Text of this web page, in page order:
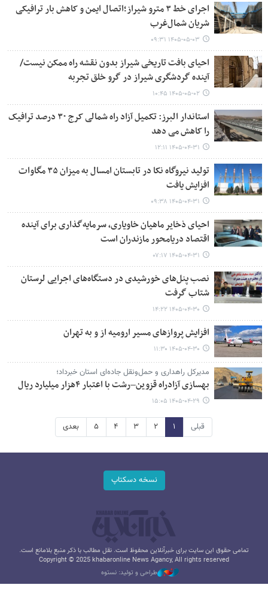
اجرای خط ۳ مترو شیراز؛اتصال ایمن و کاهش بار ترافیکی
شریان شمال‌غرب
۱۴۰۵-۰۵-۰۳ ۰۹:۳۱
احیای بافت تاریخی شیراز بدون نقشه راه ممکن نیست/
آینده گردشگری شیراز در گرو خلق تجربه
۱۴۰۵-۰۵-۰۲ ۱۰:۴۵
استاندار البرز: تکمیل آزاد راه شمالی کرج ۳۰ درصد ترافیک
را کاهش می دهد
۱۴۰۵-۰۴-۳۱ ۱۲:۱۱
تولید نیروگاه نکا در تابستان امسال به میزان ۳۵ مگاوات
افزایش یافت
۱۴۰۵-۰۴-۳۱ ۰۹:۳۸
احیای ذخایر ماهیان خاویاری، سرمایه‌گذاری برای آینده
اقتصاد دریامحور مازندران است
۱۴۰۵-۰۴-۳۱ ۰۷:۱۷
نصب پنل‌های خورشیدی در دستگاه‌های اجرایی لرستان
شتاب گرفت
۱۴۰۵-۰۴-۳۰ ۱۴:۲۲
افزایش پروازهای مسیر ارومیه از و به تهران
۱۴۰۵-۰۴-۳۰ ۱۱:۳۰
مدیرکل راهداری و حمل‌ونقل جاده‌ای استان خبرداد؛
بهسازی آزادراه قزوین–رشت با اعتبار ۴هزار میلیارد ریال
۱۴۰۵-۰۴-۲۹ ۱۵:۰۵
قبلی ۱ ۲ ۳ ۴ ۵ بعدی
نسخه دسکتاپ
تمامی حقوق این سایت برای خبرآنلاین محفوظ است. نقل مطالب با ذکر منبع بلامانع است.
Copyright © 2025 khabaronline News Agancy, All rights reserved
طراحی و تولید: نستوه